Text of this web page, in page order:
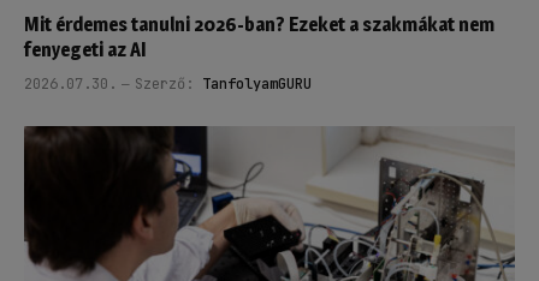
Mit érdemes tanulni 2026-ban? Ezeket a szakmákat nem
fenyegeti az AI
2026.07.30. Szerző: TanfolyamGURU